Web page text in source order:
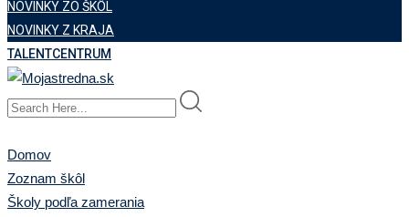
NOVINKY ZO ŠKÔL
NOVINKY Z KRAJA
TALENTCENTRUM
Domov
Zoznam škôl
Školy podľa zamerania